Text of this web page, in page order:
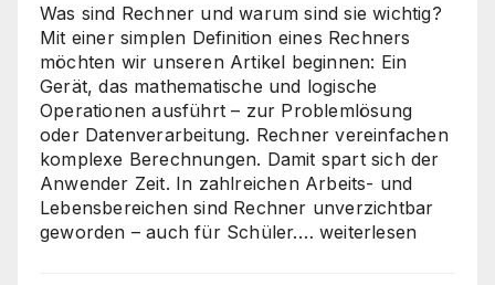
Was sind Rechner und warum sind sie wichtig?
Mit einer simplen Definition eines Rechners
möchten wir unseren Artikel beginnen: Ein
Gerät, das mathematische und logische
Operationen ausführt – zur Problemlösung
oder Datenverarbeitung. Rechner vereinfachen
komplexe Berechnungen. Damit spart sich der
Anwender Zeit. In zahlreichen Arbeits- und
Lebensbereichen sind Rechner unverzichtbar
geworden – auch für Schüler.… Die
weiterlesen